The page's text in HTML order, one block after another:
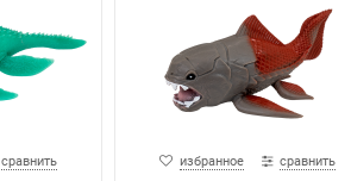
сравнить избранное сравнить